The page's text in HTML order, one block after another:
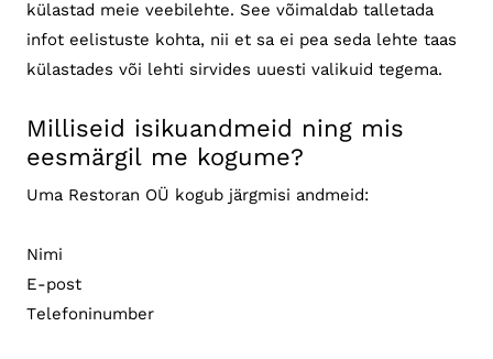
külastad meie veebilehte. See võimaldab talletada
infot eelistuste kohta, nii et sa ei pea seda lehte taas
külastades või lehti sirvides uuesti valikuid tegema.
Milliseid isikuandmeid ning mis
eesmärgil me kogume?
Uma Restoran OÜ kogub järgmisi andmeid:
Nimi
E-post
Telefoninumber